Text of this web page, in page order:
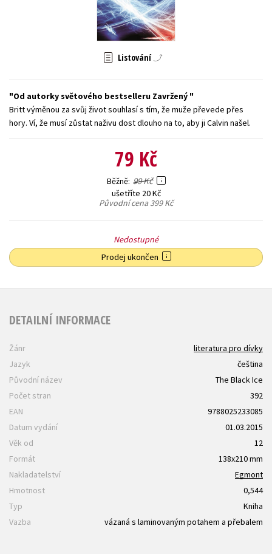
Zahraniční literatura
Listování
Od autorky světového bestselleru Zavržený
Britt výměnou za svůj život souhlasí s tím, že muže převede přes
hory. Ví, že musí zůstat naživu dost dlouho na to, aby ji Calvin našel.
79 Kč
Běžně 99 Kč
ušetříte 20 Kč
Původní cena399 Kč
Nedostupné
Prodej ukončen
DETAILNÍ INFORMACE
Žánr
literatura pro dívky
Jazyk
čeština
Původní název
The Black Ice
Počet stran
392
EAN
9788025233085
Datum vydání
01.03.2015
Věk od
12
Formát
138x210 mm
Nakladatelství
Egmont
Hmotnost
0,544
Typ
Kniha
Vazba
vázaná s laminovaným potahem a přebalem